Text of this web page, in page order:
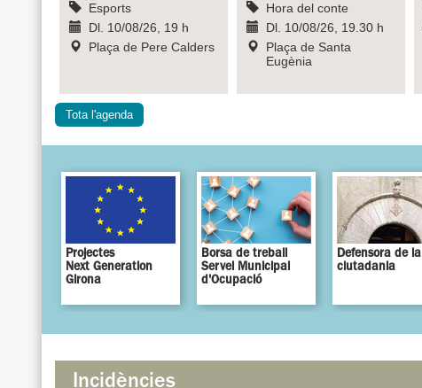
Esports
Dl. 10/08/26, 19 h
Plaça de Pere Calders
Hora del conte
Dl. 10/08/26, 19.30 h
Plaça de Santa
Eugènia
Tota l'agenda
Projectes
Next Generation
Girona
Borsa de treball
Servei Municipal
d'Ocupació
Defensora de la
ciutadania
Incidències